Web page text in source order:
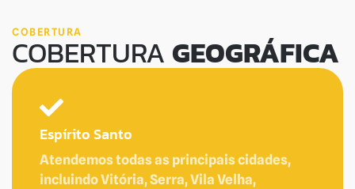
COBERTURA
COBERTURA GEOGRÁFICA
Espírito Santo
Atendemos todas as principais cidades,
incluindo Vitória, Serra, Vila Velha,